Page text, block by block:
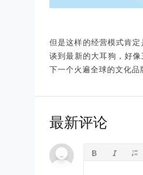
但是这样的经营模式肯
谈到最新的大耳狗，好
下一个火遍全球的文化品
最新评论